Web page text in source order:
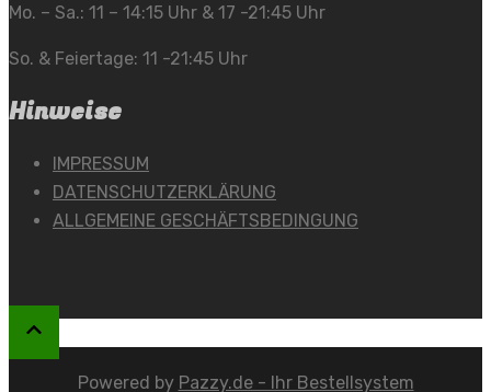
Mo. – Sa.: 11 – 14:15 Uhr & 17 -21:45 Uhr
So. & Feiertage: 11 -21:45 Uhr
Hinweise
IMPRESSUM
DATENSCHUTZERKLÄRUNG
ALLGEMEINE GESCHÄFTSBEDINGUNG
Powered by Pazzy.de - Ihr Bestellsystem